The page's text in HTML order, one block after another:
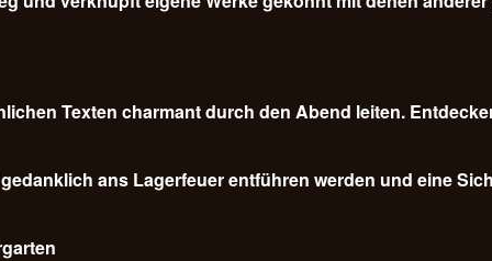
Texten charmant durch den Abend leiten.
ans Lagerfeuer entführen werden und eine